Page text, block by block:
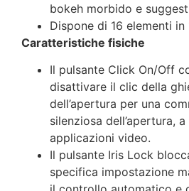
bokeh morbido e
Dispone di 16 elementi in
Caratteristiche fisiche
Il pulsante Click On/Off
disattivare il clic della
dell’apertura per una
silenziosa dell’apertura,
applicazioni video.
Il pulsante Iris Lock
specifica impostazione